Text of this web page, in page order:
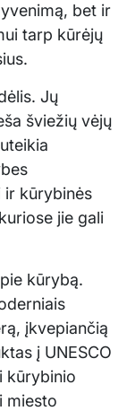
bet ir
tarp kūrėjų
Jų
šviežių vėjų
ir kūrybinės
jie gali
kūrybą.
įkvepiančią
į UNESCO
kūrybinio
miesto